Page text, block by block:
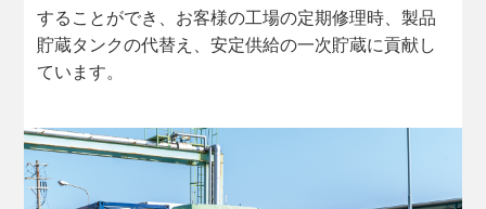
することができ、お客様の工場の定期修理時、製品
貯蔵タンクの代替え、安定供給の一次貯蔵に貢献し
ています。